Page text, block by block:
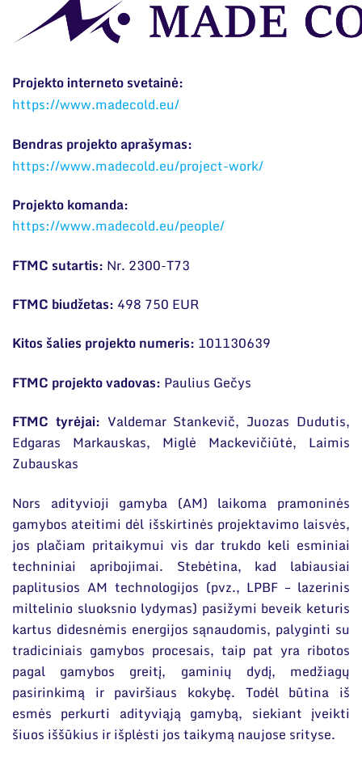
organizacijose bei asociacijose
Ilgalaikės programos
Moksliniai skyriai
Mokslinės publikacijos
Mokslo projektai
Patentai
Informacija studentams
Informacija moksleiviams ir mokytojams
Projekto interneto svetainė:
https://www.madecold.eu/
Bendras projekto aprašymas:
https://www.madecold.eu/project-work/
Projekto komanda:
https://www.madecold.eu/people/
FTMC sutartis: Nr. 2300-T73
FTMC biudžetas: 498 750 EUR
Kitos šalies projekto numeris: 101130639
FTMC projekto vadovas: Paulius Gečys
FTMC tyrėjai: Valdemar Stankevič, Juozas Dudutis,
Edgaras Markauskas, Miglė Mackevičiūtė, Laimis
Zubauskas
Nors adityvioji gamyba (AM) laikoma pramoninės
gamybos ateitimi dėl išskirtinės projektavimo laisvės,
jos plačiam pritaikymui vis dar trukdo keli esminiai
techniniai apribojimai. Stebėtina, kad labiausiai
paplitusios AM technologijos (pvz., LPBF – lazerinis
miltelinio sluoksnio lydymas) pasižymi beveik keturis
kartus didesnėmis energijos sąnaudomis, palyginti su
tradiciniais gamybos procesais, taip pat yra ribotos
pagal gamybos greitį, gaminių dydį, medžiagų
pasirinkimą ir paviršiaus kokybę. Todėl būtina iš
esmės perkurti adityviąją gamybą, siekiant įveikti
šiuos iššūkius ir išplėsti jos taikymą naujose srityse.